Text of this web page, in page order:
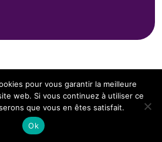
Notre Toit.
pour vous garantir la meilleure
web. Si vous continuez à utiliser ce
que vous en êtes satisfait.
Ok